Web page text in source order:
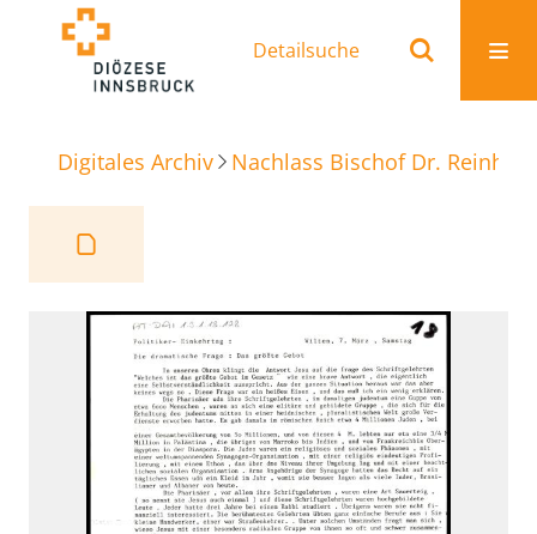
Detailsuche
Digitales Archiv Nachlass Bischof Dr.